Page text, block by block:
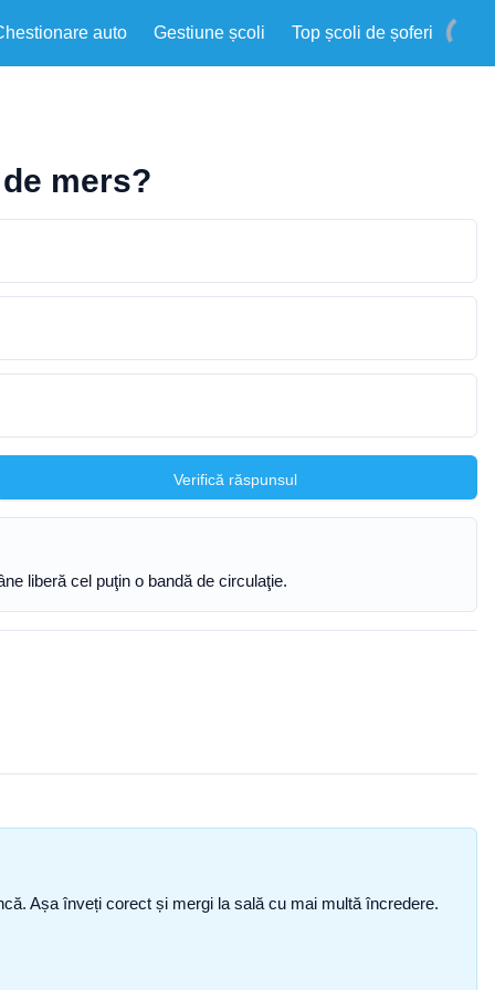
auto Gestiune școli Top școli de șoferi
mers?
Verifică răspunsul
liberă cel puţin o bandă de circulaţie.
Așa înveți corect și mergi la sală cu mai multă încredere.